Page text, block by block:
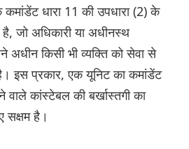
धारा 11 की उपधारा (2) के
है, जो अधिकारी या अधीनस्थ
अधीन किसी भी व्यक्ति को सेवा से
इस प्रकार, एक यूनिट का कमांडेंट
कांस्टेबल की बर्खास्तगी का
है।